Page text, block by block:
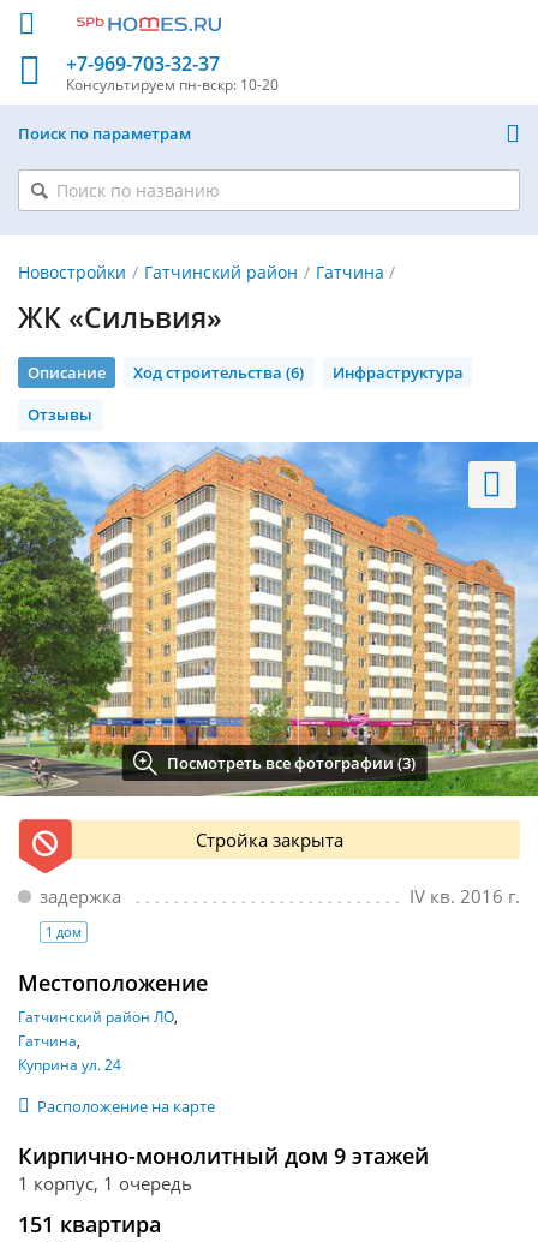
+7-969-703-32-37
Консультируем пн-вскр: 10-20
Поиск по параметрам
Новостройки Гатчинский район Гатчина
ЖК «Сильвия»
Описание Ход строительства (6)
Инфраструктура
Отзывы
Посмотреть все фотографии (3)
Стройка закрыта
IV кв. 2016 г.
задержка
1 дом
Местоположение
Гатчинский район ЛО
Гатчина
Куприна ул. 24
Расположение на карте
Кирпично-монолитный дом 9 этажей
1 корпус, 1 очередь
151 квартира